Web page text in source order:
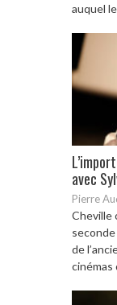
auquel
avec
Pierre
Cheville
de
cinémas